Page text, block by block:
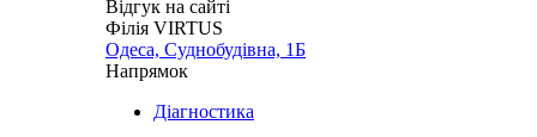
Відгук на сайті
Філія VIRTUS
Одеса, Суднобудівна, 1Б
Напрямок
Діагностика